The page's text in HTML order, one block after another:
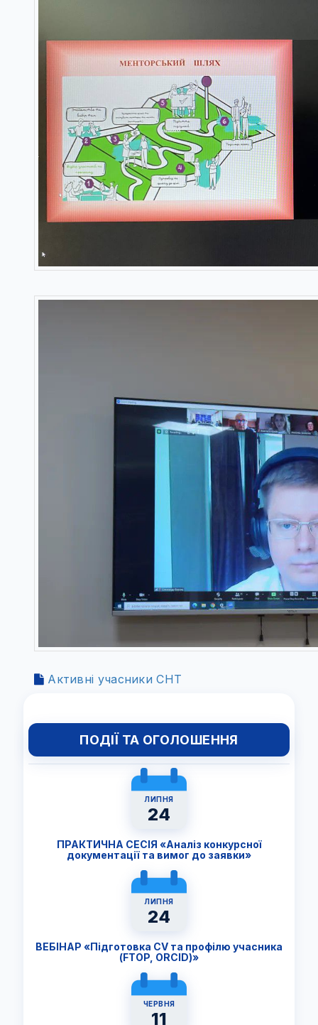
Активні учасники СНТ
ПОДІЇ ТА ОГОЛОШЕННЯ
ЛИПНЯ
24
ПРАКТИЧНА СЕСІЯ «Аналіз конкурсної
документації та вимог до заявки»
ЛИПНЯ
24
ВЕБІНАР «Підготовка CV та профілю учасника
(FTОP, ORCID)»
ЧЕРВНЯ
11